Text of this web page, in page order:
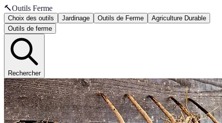
🔨Outils Ferme
Choix des outils Jardinage Outils de Ferme
Agriculture Durable
Outils de ferme
Rechercher